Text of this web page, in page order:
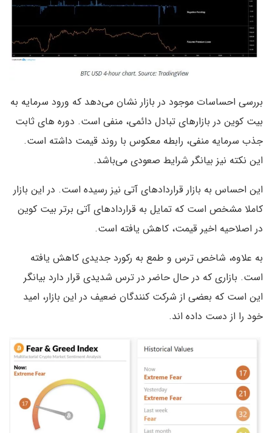
بررسی احساسات موجود در بازار نشان می‌دهد که ورود سرمایه به
بیت کوین در بازارهای تبادل دائمی، منفی است. دوره های ثابت
جذب سرمایه منفی، رابطه معکوس با روند قیمت داشته است.
این نکته نیز بیانگر شرایط صعودی می‌باشد.
این احساس به بازار قراردادهای آتی نیز رسیده است. در این بازار
کاملا مشخص است که تمایل به قراردادهای آتی برتر بیت کوین
در اصلاحیه اخیر قیمت، کاهش یافته است.
به علاوه، شاخص ترس و طمع به رکورد جدیدی کاهش یافته
است. بازاری که در حال حاضر در ترس شدیدی قرار دارد بیانگر
این است که بعضی از شرکت کنندگان ضعیف در این بازار، امید
خود را از دست داده اند.